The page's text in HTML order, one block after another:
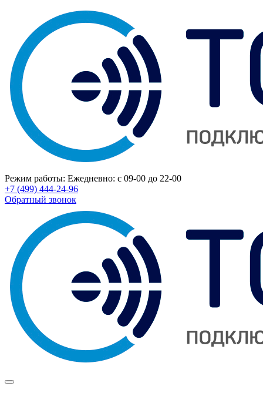
Режим работы: Ежедневно: с 09-00 до 22-00
+7 (499) 444-24-96
Обратный звонок